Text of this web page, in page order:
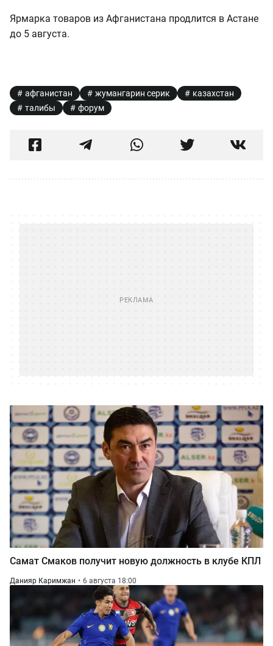
Ярмарка товаров из Афганистана продлится в Астане
до 5 августа.
афганистан жумангарин серик
казахстан
талибы
форум
Самат Смаков получит новую должность в клубе КПЛ
Данияр Каримжан 6 августа 18:00